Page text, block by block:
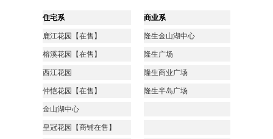
住宅系 商业系
鹿江花园【在售】 隆生金山湖中心
榕溪花园【在售】 隆生广场
西江花园 隆生商业广场
仲恺花园【在售】 隆生半岛广场
金山湖中心
皇冠花园【商铺在售】